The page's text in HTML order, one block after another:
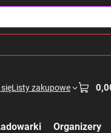
Listy zakupowe
Organizery